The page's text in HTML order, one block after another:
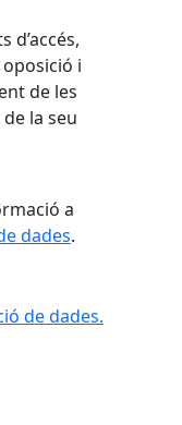
d’accés,
i
de les
la seu
a
dades.
de dades.